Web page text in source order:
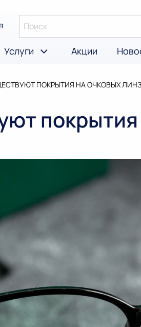
Услуги Акции
ПОКРЫТИЯ НА ОЧКОВЫХ